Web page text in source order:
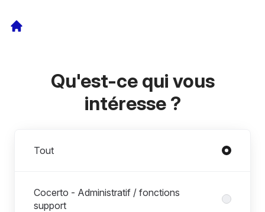
Qu'est-ce qui vous
intéresse ?
Tout
Cocerto - Administratif / fonctions
support